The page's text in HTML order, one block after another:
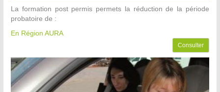
La formation post permis permets la réduction de la période
probatoire de :
En Région AURA
Consulter